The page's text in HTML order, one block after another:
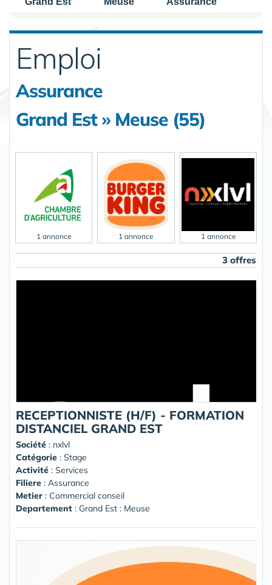
Emploi
Assurance
Grand Est » Meuse (55)
1 annonce 1 annonce 1 annonce
3 offres
RECEPTIONNISTE (H/F) - FORMATION
DISTANCIEL GRAND EST
Société : nxlvl
Catégorie : Stage
Activité : Services
Filiere : Assurance
Metier : Commercial conseil
Departement : Grand Est : Meuse